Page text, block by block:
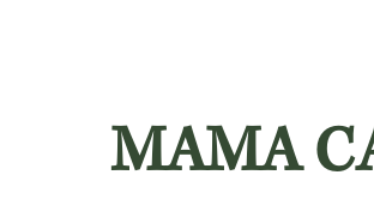
MAMA